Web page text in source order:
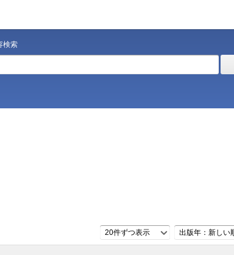
検索
20件ずつ表示 出版年：新しい